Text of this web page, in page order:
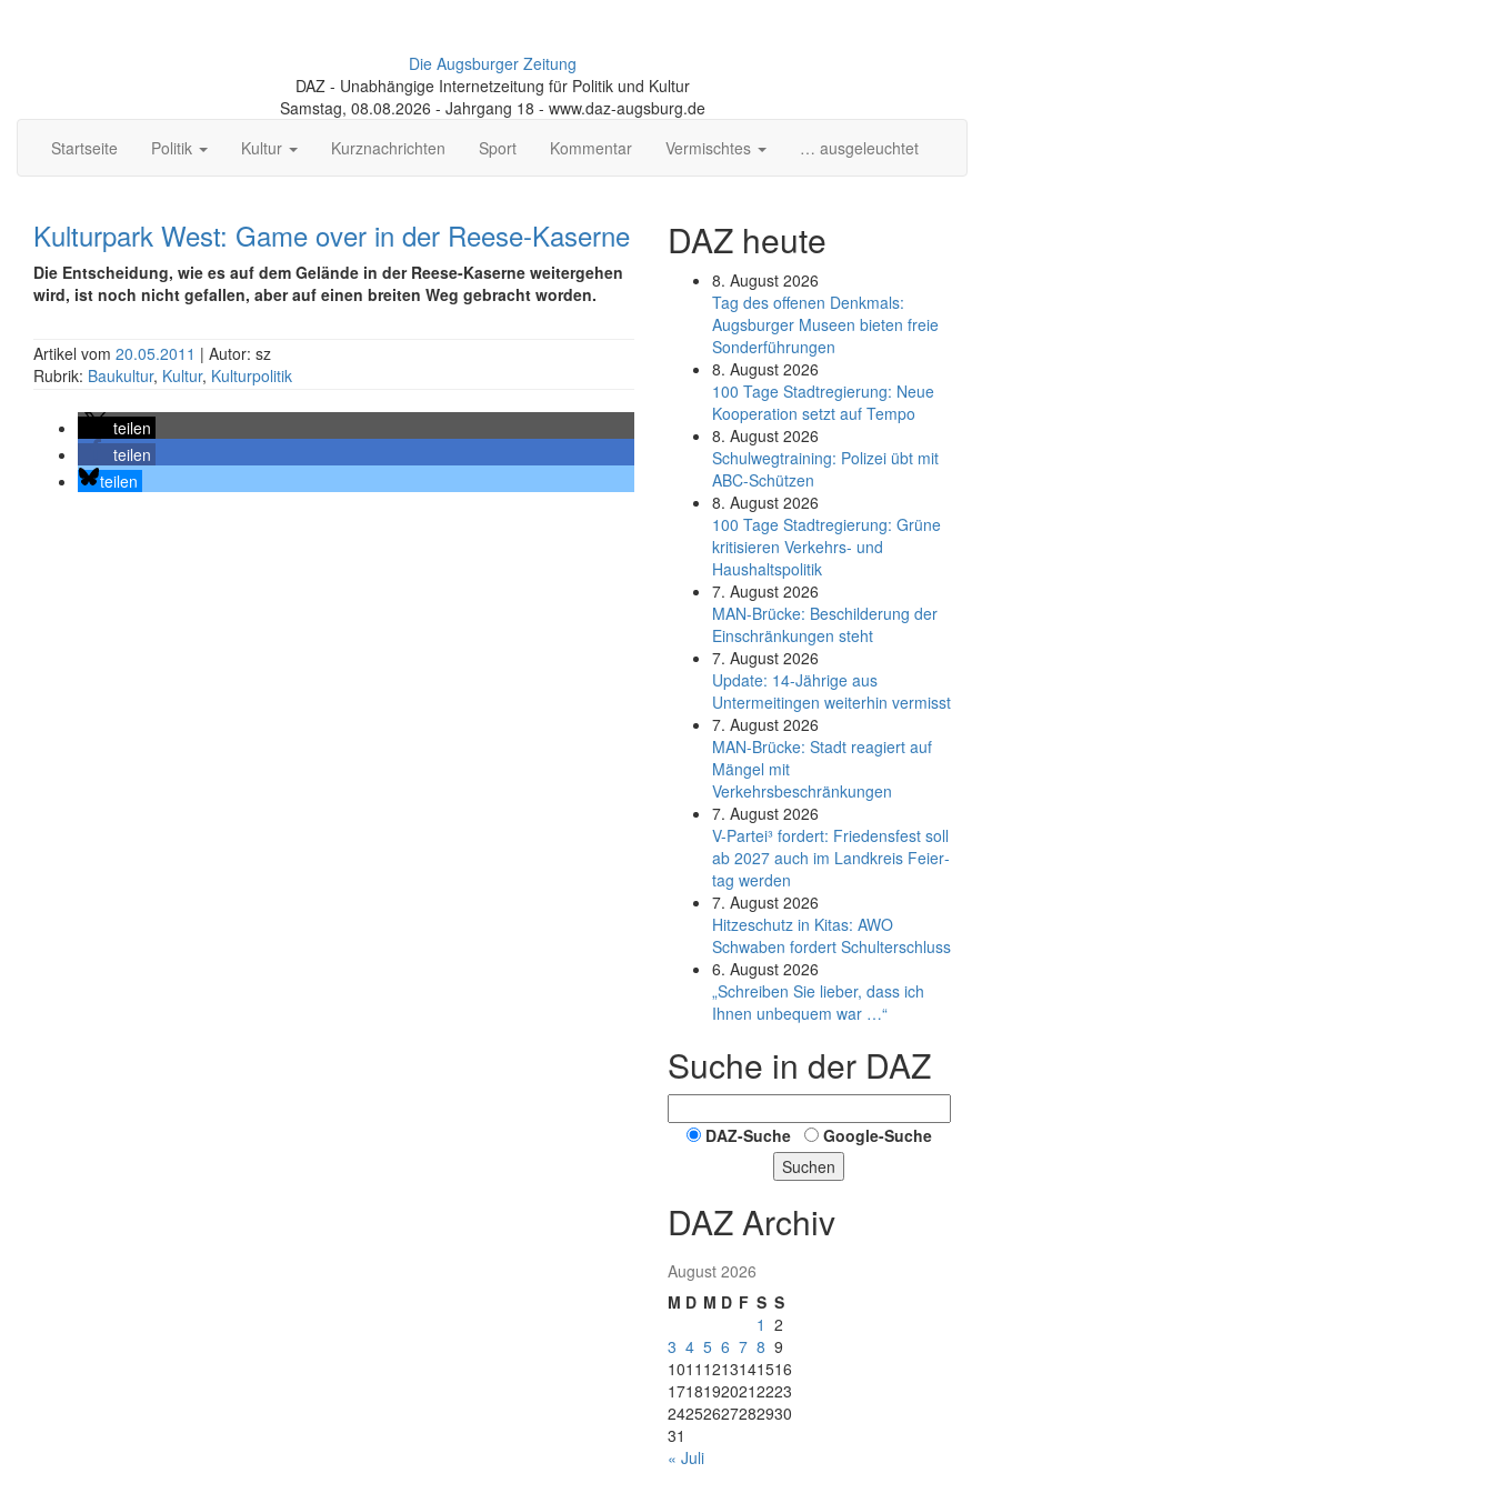
Die Augsburger Zeitung
DAZ - Unabhängige Internetzeitung für Politik und Kultur
Samstag, 08.08.2026 - Jahrgang 18 - www.daz-augsburg.de
Startseite
Politik Kultur Kurznachrichten Sport Kommentar Vermischtes … ausgeleuchtet
Kulturpark West: Game over in der Reese-Kaserne
Die Entscheidung, wie es auf dem Gelände in der Reese-Kaserne weitergehen
wird, ist noch nicht gefallen, aber auf einen breiten Weg gebracht worden.
Artikel vom 20.05.2011 | Autor: sz
Rubrik: Baukultur, Kultur, Kulturpolitik
teilen
teilen
teilen
DAZ heute
8. August 2026
Tag des offenen Denkmals:
Augsburger Museen bieten freie
Sonderführungen
8. August 2026
100 Tage Stadtregierung: Neue
Kooperation setzt auf Tempo
8. August 2026
Schul­weg­trai­ning: Poli­zei übt mit
ABC-Schüt­zen
8. August 2026
100 Tage Stadtregierung: Grüne
kritisieren Verkehrs- und
Haushaltspolitik
7. August 2026
MAN-Brücke: Beschilderung der
Einschränkungen steht
7. August 2026
Update: 14-Jährige aus
Untermeitingen weiterhin vermisst
7. August 2026
MAN-Brücke: Stadt reagiert auf
Mängel mit
Verkehrsbeschränkungen
7. August 2026
V-Partei­³ fordert: Friedens­fest soll
ab 2027 auch im Land­kreis Feier­
tag werden
7. August 2026
Hitzeschutz in Kitas: AWO
Schwaben fordert Schulterschluss
6. August 2026
„Schreiben Sie lieber, dass ich
Ihnen unbequem war …“
Suche in der DAZ
DAZ-Suche
Google-Suche
Suchen
DAZ Archiv
August 2026
M D M D F S S
1 2
3 4 5 6 7 8 9
1011 1213141516
17181920212223
24252627282930
31
« Juli